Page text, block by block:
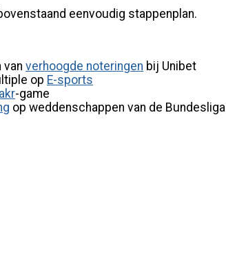
eenvoudig stappenplan.
van verhoogde noteringen bij Unibet
op E-sports
-game
op weddenschappen van de Bundesliga